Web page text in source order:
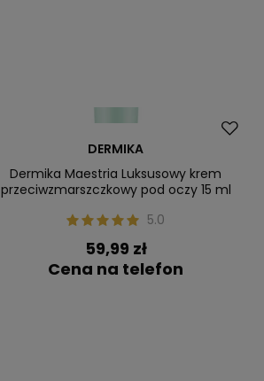
DERMIKA
Dermika Maestria Luksusowy krem
przeciwzmarszczkowy pod oczy 15 ml
5.0
59,99 zł
Cena na telefon